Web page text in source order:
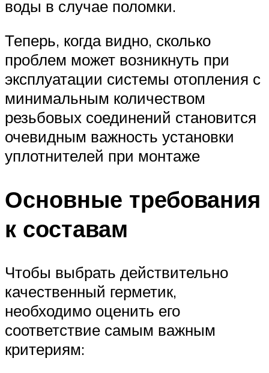
воды в случае поломки.
Теперь, когда видно, сколько
проблем может возникнуть при
эксплуатации системы отопления с
минимальным количеством
резьбовых соединений становится
очевидным важность установки
уплотнителей при монтаже
Основные требования
к составам
Чтобы выбрать действительно
качественный герметик,
необходимо оценить его
соответствие самым важным
критериям: